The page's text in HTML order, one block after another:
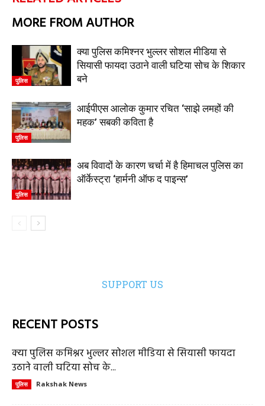
MORE FROM AUTHOR
पुलिस
क्या पुलिस कमिश्नर भुल्लर सोशल मीडिया से
सियासी फायदा उठाने वाली घटिया सोच के शिकार
बने
पुलिस
आईपीएस आलोक कुमार रचित ‘साझे लमहों की
महक’ सबकी कविता है
पुलिस
अब विवादों के कारण चर्चा में है हिमाचल पुलिस का
ऑर्केस्ट्रा ‘हार्मनी ऑफ द पाइन्स’
SUPPORT US
RECENT POSTS
क्या पुलिस कमिश्नर भुल्लर सोशल मीडिया से सियासी फायदा
उठाने वाली घटिया सोच के...
पुलिस Rakshak News